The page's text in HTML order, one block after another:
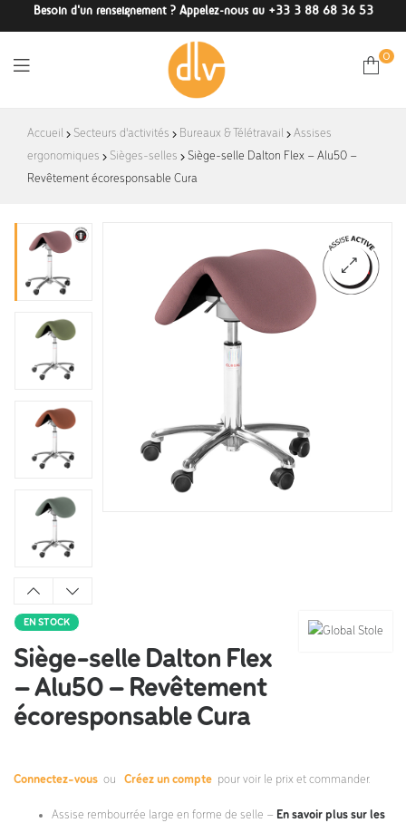
Besoin d'un renseignement ? Appelez-nous au +33 3 88 68 36 53
DLV-
France
0
Accueil Secteurs d'activités Bureaux & Télétravail
Assises
ergonomiques
Sièges-selles
Siège-selle Dalton Flex – Alu50 –
Revêtement écoresponsable Cura
EN STOCK
Siège-selle Dalton Flex
– Alu50 – Revêtement
écoresponsable Cura
Connectez-vous ou Créez un compte pour voir le prix et commander.
Assise rembourrée large en forme de selle – En savoir plus sur les